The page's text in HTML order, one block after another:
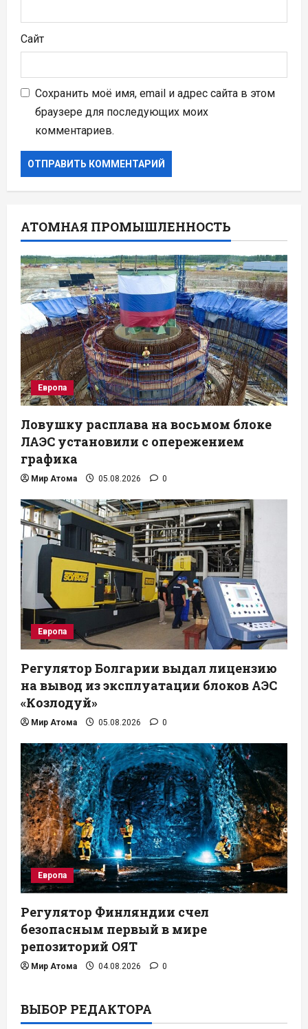
Сайт
Сохранить моё имя, email и адрес сайта в этом
браузере для последующих моих
комментариев.
АТОМНАЯ ПРОМЫШЛЕННОСТЬ
Европа
Ловушку расплава на восьмом блоке
ЛАЭС установили с опережением
графика
Мир Атома 05.08.2026 0
Европа
Регулятор Болгарии выдал лицензию
на вывод из эксплуатации блоков АЭС
«Козлодуй»
Мир Атома 05.08.2026 0
Европа
Регулятор Финляндии счел
безопасным первый в мире
репозиторий ОЯТ
Мир Атома 04.08.2026 0
ВЫБОР РЕДАКТОРА